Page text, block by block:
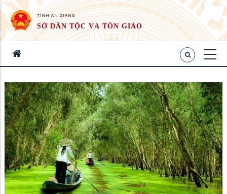
TỈNH AN GIANG
SỞ DÂN TỘC VÀ TÔN GIÁO